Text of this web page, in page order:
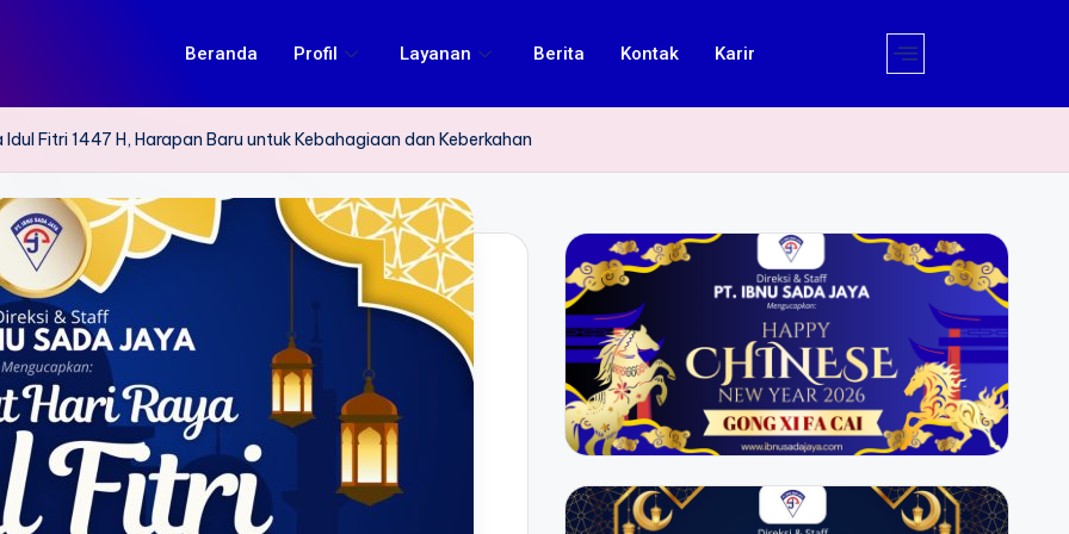
Beranda Profil Layanan Berita Kontak Karir
Fitri 1447 H, Harapan Baru untuk Kebahagiaan dan Keberkahan